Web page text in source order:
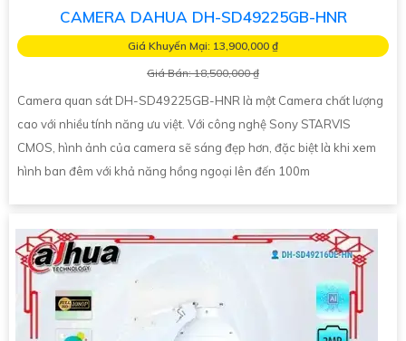
CAMERA DAHUA DH-SD49225GB-HNR
Giá Khuyến Mại: 13,900,000 ₫
Giá Bán: 18,500,000 ₫
Camera quan sát DH-SD49225GB-HNR là một Camera chất lượng
cao với nhiều tính năng ưu việt. Với công nghệ Sony STARVIS
CMOS, hình ảnh của camera sẽ sáng đẹp hơn, đặc biệt là khi xem
hình ban đêm với khả năng hồng ngoại lên đến 100m